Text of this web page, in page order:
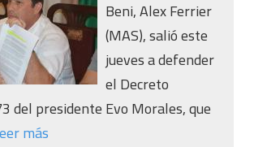
Beni, Alex Ferrier
(MAS), salió este
jueves a defender
el Decreto
del presidente Evo Morales, que
más